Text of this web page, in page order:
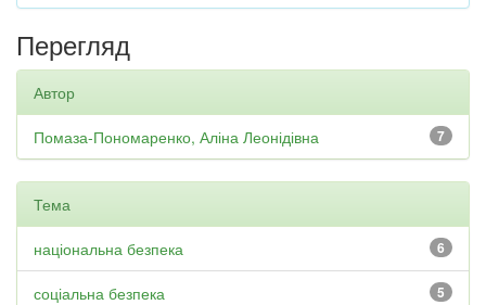
Перегляд
Автор
7
Помаза-Пономаренко, Аліна Леонідівна
Тема
6
національна безпека
5
соціальна безпека